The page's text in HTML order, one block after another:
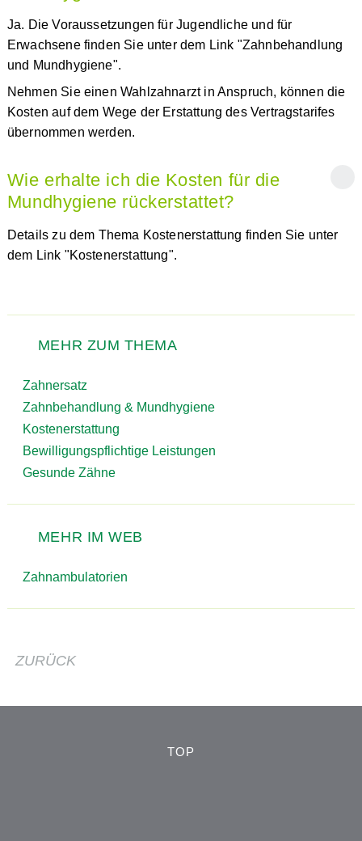
Ja. Die Voraussetzungen für Jugendliche und für
Erwachsene finden Sie unter dem Link "Zahnbehandlung
und Mundhygiene".
Nehmen Sie einen Wahlzahnarzt in Anspruch, können die
Kosten auf dem Wege der Erstattung des Vertragstarifes
übernommen werden.
Wie erhalte ich die Kosten für die
Mundhygiene rückerstattet?
Details zu dem Thema Kostenerstattung finden Sie unter
dem Link "Kostenerstattung".
MEHR ZUM THEMA
Zahnersatz
Zahnbehandlung & Mundhygiene
Kostenerstattung
Bewilligungspflichtige Leistungen
Gesunde Zähne
MEHR IM WEB
Zahnambulatorien
ZURÜCK
TOP